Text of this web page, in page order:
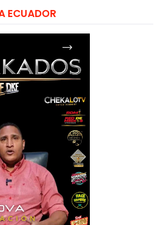
ECUADOR